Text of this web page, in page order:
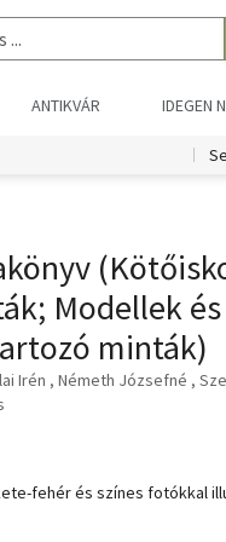
ANTIKVÁR IDEGEN
Modellek és
minták)
Irén Németh Józsefné
fehér és színes fotókkal